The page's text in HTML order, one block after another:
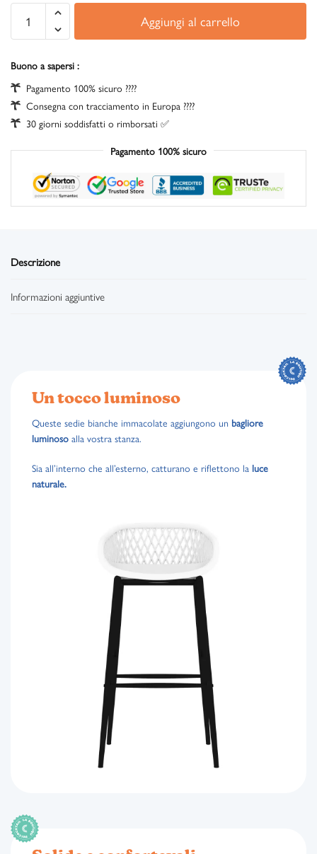
Aggiungi al carrello
Buono a sapersi :
Pagamento 100% sicuro ????
Consegna con tracciamento in Europa ????
30 giorni soddisfatti o rimborsati ✅
Pagamento 100% sicuro
Descrizione
Informazioni aggiuntive
Un tocco luminoso
Queste sedie bianche immacolate aggiungono un bagliore
luminoso alla vostra stanza.
Sia all’interno che all’esterno, catturano e riflettono la luce
naturale.